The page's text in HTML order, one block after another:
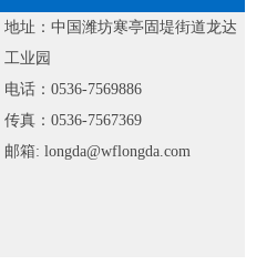
地址：中国潍坊寒亭固堤街道龙达
工业园
电话：0536-7569886
传真：0536-7567369
邮箱: longda@wflongda.com